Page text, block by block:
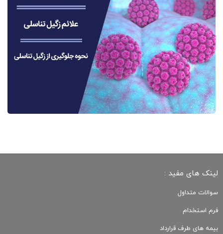
لینک های مفید :
سوالات متداول
فرم استخدام
بیمه های طرف قرارداد